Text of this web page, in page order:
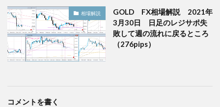
相場解説
GOLD FX相場解説 2021年
3月30日 日足のレジサポ失
敗して週の流れに戻るところ
（276pips）
コメントを書く